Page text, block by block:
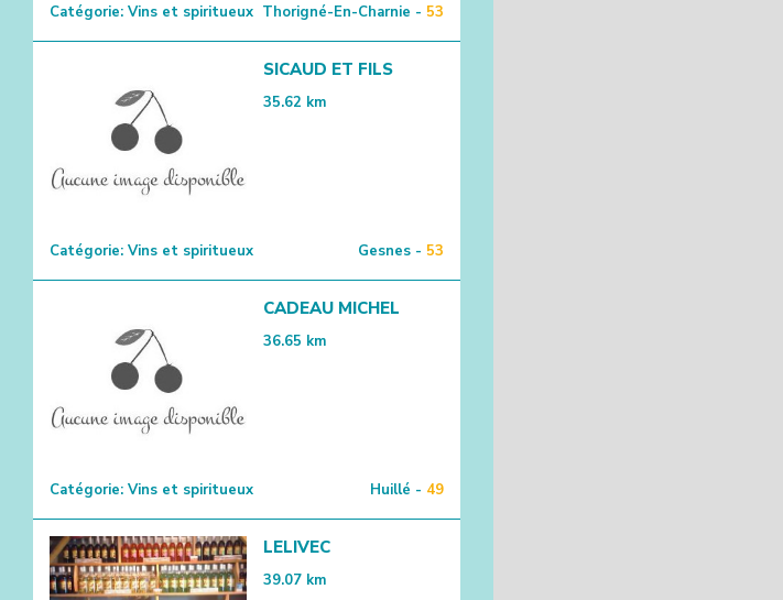
Catégorie: Vins et spiritueux Thorigné-En-Charnie - 53
SICAUD ET FILS
35.62 km
Catégorie: Vins et spiritueux Gesnes - 53
CADEAU MICHEL
36.65 km
Catégorie: Vins et spiritueux Huillé - 49
LELIVEC
39.07 km